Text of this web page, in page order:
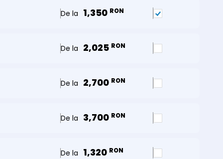
De la 1,350 RON
De la 2,025 RON
De la 2,700 RON
De la 3,700 RON
De la 1,320 RON